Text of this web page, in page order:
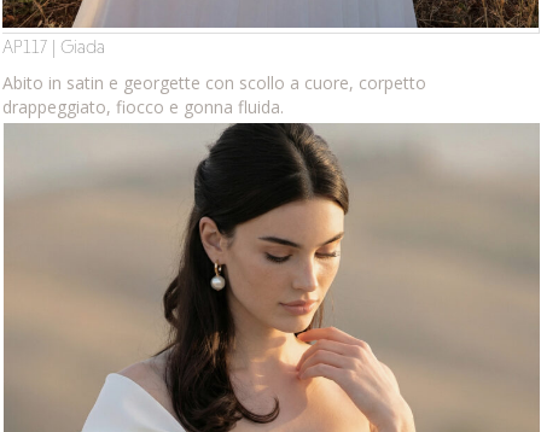
AP117 | Giada
Abito in satin e georgette con scollo a cuore, corpetto
drappeggiato, fiocco e gonna fluida.